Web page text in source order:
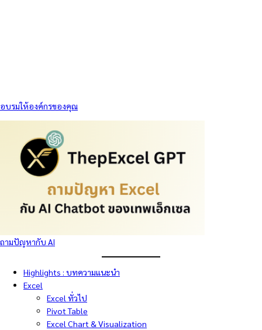
อบรมให้องค์กรของคุณ
ถามปัญหากับ AI
Highlights : บทความแนะนำ
Excel
Excel ทั่วไป
Pivot Table
Excel Chart & Visualization